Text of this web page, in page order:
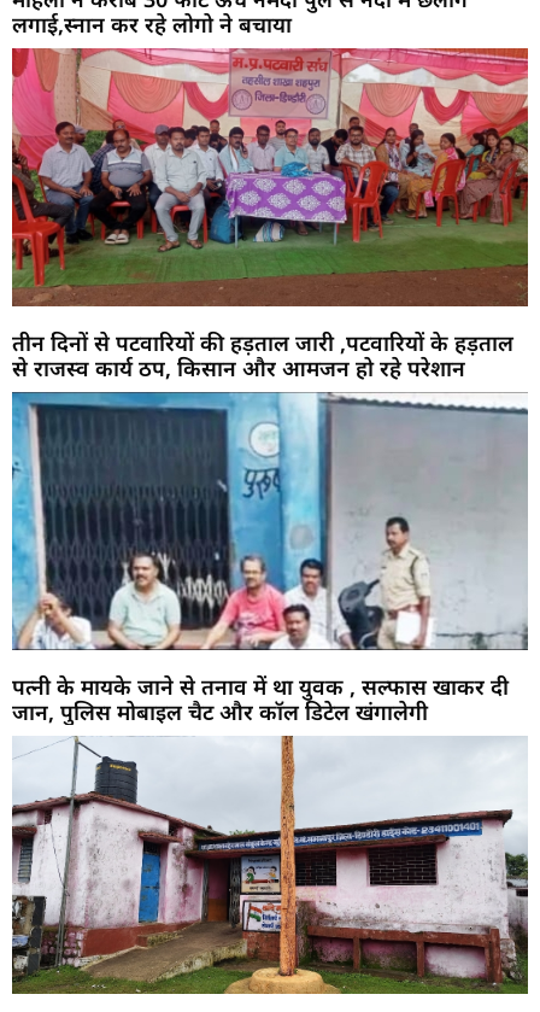
लगाई,स्नान कर रहे लोगो ने बचाया
तीन दिनों से पटवारियों की हड़ताल जारी ,पटवारियों के हड़ताल
से राजस्व कार्य ठप, किसान और आमजन हो रहे परेशान
पत्नी के मायके जाने से तनाव में था युवक , सल्फास खाकर दी
जान, पुलिस मोबाइल चैट और कॉल डिटेल खंगालेगी